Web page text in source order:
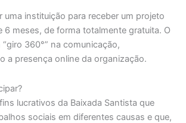
uma instituição para receber um projeto
6 meses, de forma totalmente gratuita. O
360°” na comunicação,
a presença online da organização.
lucrativos da Baixada Santista que
sociais em diferentes causas e que,